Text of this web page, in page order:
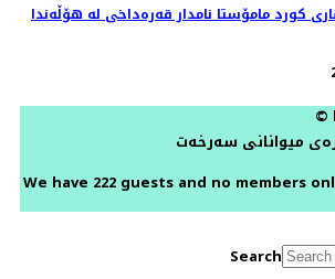
کورد مامۆستا نامدار قەرەداخی لە هۆڵەندا
©
میوانانی سەرخەت
We have 222 guests and no members
Search